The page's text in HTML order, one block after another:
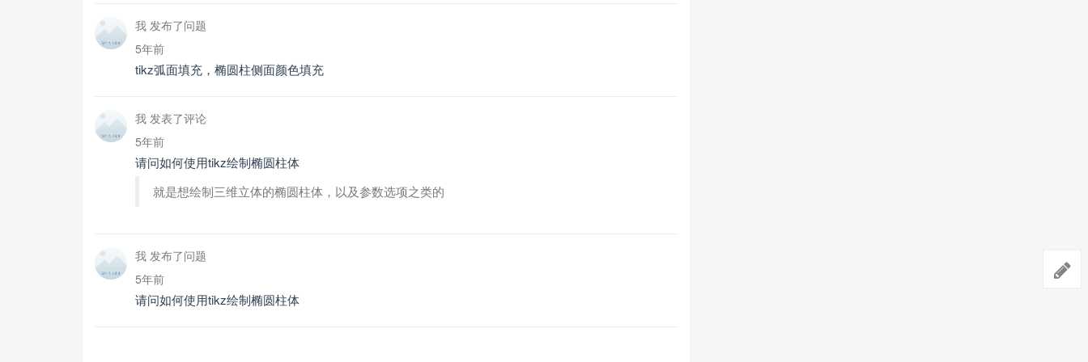
我 发布了问题
5年前
tikz弧面填充，椭圆柱侧面颜色填充
我 发表了评论
5年前
请问如何使用tikz绘制椭圆柱体
就是想绘制三维立体的椭圆柱体，以及参数选项之类的
我 发布了问题
5年前
请问如何使用tikz绘制椭圆柱体